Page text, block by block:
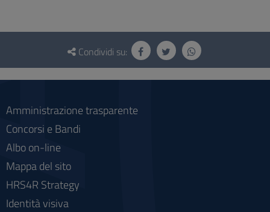
Questionario
social
Condividi su:
Amministrazione trasparente
Concorsi e Bandi
Albo on-line
Mappa del sito
HRS4R Strategy
Identità visiva